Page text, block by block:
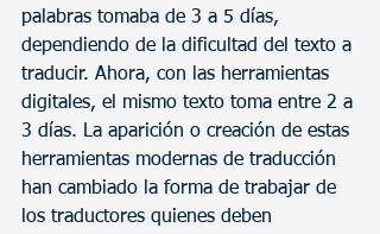
palabras tomaba de 3 a 5 días,
dependiendo de la dificultad del texto a
traducir. Ahora, con las herramientas
digitales, el mismo texto toma entre 2 a
3 días. La aparición o creación de estas
herramientas modernas de traducción
han cambiado la forma de trabajar de
los traductores quienes deben